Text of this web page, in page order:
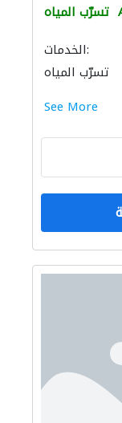
تسرّب المياه
الخدمات:
تسرّب المياه
See More